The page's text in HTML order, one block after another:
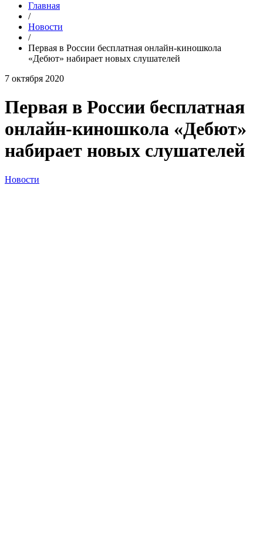
Главная
/
Новости
/
Первая в России бесплатная онлайн-киношкола
«Дебют» набирает новых слушателей
7 октября 2020
Первая в России бесплатная
онлайн-киношкола «Дебют»
набирает новых слушателей
Новости